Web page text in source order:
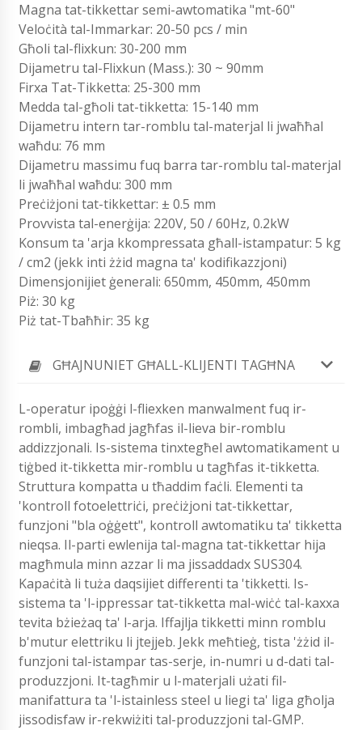
Magna tat-tikkettar semi-awtomatika "mt-60"
Veloċità tal-Immarkar: 20-50 pcs / min
Għoli tal-flixkun: 30-200 mm
Dijametru tal-Flixkun (Mass.): 30 ~ 90mm
Firxa Tat-Tikketta: 25-300 mm
Medda tal-għoli tat-tikketta: 15-140 mm
Dijametru intern tar-romblu tal-materjal li jwaħħal
waħdu: 76 mm
Dijametru massimu fuq barra tar-romblu tal-materjal
li jwaħħal waħdu: 300 mm
Preċiżjoni tat-tikkettar: ± 0.5 mm
Provvista tal-enerġija: 220V, 50 / 60Hz, 0.2kW
Konsum ta 'arja kkompressata għall-istampatur: 5 kg
/ cm2 (jekk inti żżid magna ta' kodifikazzjoni)
Dimensjonijiet ġenerali: 650mm, 450mm, 450mm
Piż: 30 kg
Piż tat-Tbaħħir: 35 kg
GĦAJNUNIET GĦALL-KLIJENTI TAGĦNA
L-operatur ipoġġi l-fliexken manwalment fuq ir-
rombli, imbagħad jagħfas il-lieva bir-romblu
addizzjonali. Is-sistema tinxtegħel awtomatikament u
tiġbed it-tikketta mir-romblu u tagħfas it-tikketta.
Struttura kompatta u tħaddim faċli. Elementi ta
'kontroll fotoelettriċi, preċiżjoni tat-tikkettar,
funzjoni "bla oġġett", kontroll awtomatiku ta' tikketta
nieqsa. Il-parti ewlenija tal-magna tat-tikkettar hija
magħmula minn azzar li ma jissaddadx SUS304.
Kapaċità li tuża daqsijiet differenti ta 'tikketti. Is-
sistema ta 'l-ippressar tat-tikketta mal-wiċċ tal-kaxxa
tevita bżieżaq ta' l-arja. Iffajlja tikketti minn romblu
b'mutur elettriku li jtejjeb. Jekk meħtieġ, tista 'żżid il-
funzjoni tal-istampar tas-serje, in-numri u d-dati tal-
produzzjoni. It-tagħmir u l-materjali użati fil-
manifattura ta 'l-istainless steel u liegi ta' liga għolja
jissodisfaw ir-rekwiżiti tal-produzzjoni tal-GMP.